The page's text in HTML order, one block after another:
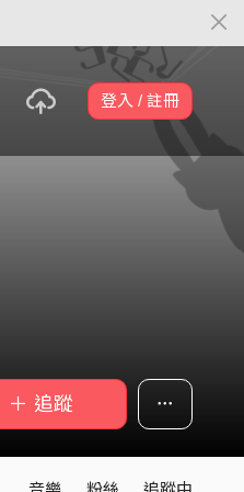
登入 / 註冊
＋ 追蹤